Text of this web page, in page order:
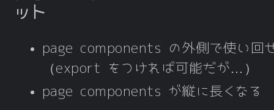
ット
page components の外側で使い回
（export をつければ可能だが…）
page components が縦に長くなる